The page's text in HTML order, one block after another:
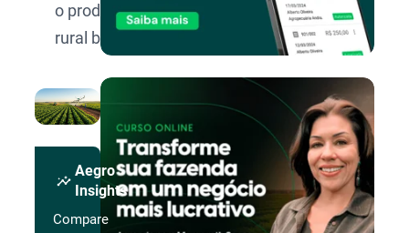
o produtor
rural brasileiro.
insights
Aegro
Insights
Compare